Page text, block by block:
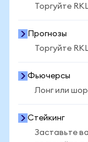
Торгуйте
Прогнозы
Торгуйте
Фьючерсы
Лонг или
Стейкинг
Заставьте